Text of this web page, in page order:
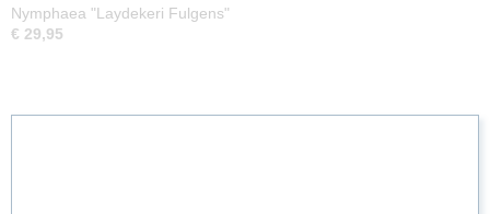
Nymphaea "Laydekeri Fulgens"
€ 29,95